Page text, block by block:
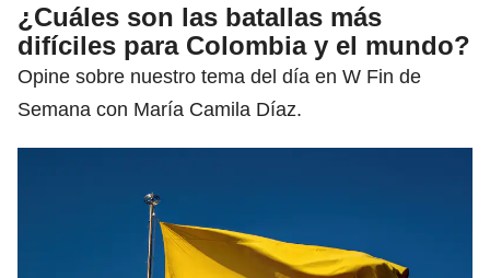
¿Cuáles son las batallas más
difíciles para Colombia y el mundo?
Opine sobre nuestro tema del día en W Fin de
Semana con María Camila Díaz.